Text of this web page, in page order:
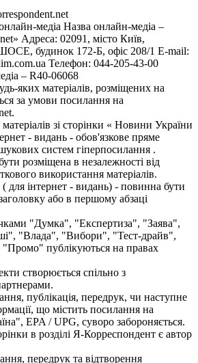
медіа Назва онлайн-медіа –
Адреса: 02091, місто Київ,
будинок 172-Б, офіс 208/1 E-mail:
Телефон: 044-205-43-00
– R40-06068
яких матеріалів, розміщених на
за умови посилання на
зі сторінки « Новини України
- видань - обов'язкове пряме
систем гіперпосилання .
розміщена в незалежності від
використання матеріалів.
для інтернет - видань) - повинна бути
або в першому абзаці
"Думка", "Експертиза", "Заява",
"Влада", "Вибори", "Тест-драйв",
публікуються на правах
створюється спільно з
публікація, передрук, чи наступне
що містить посилання на
EPA / UPG, суворо забороняється.
в розділі Я-Корреспондент є автор
передрук та відтворення